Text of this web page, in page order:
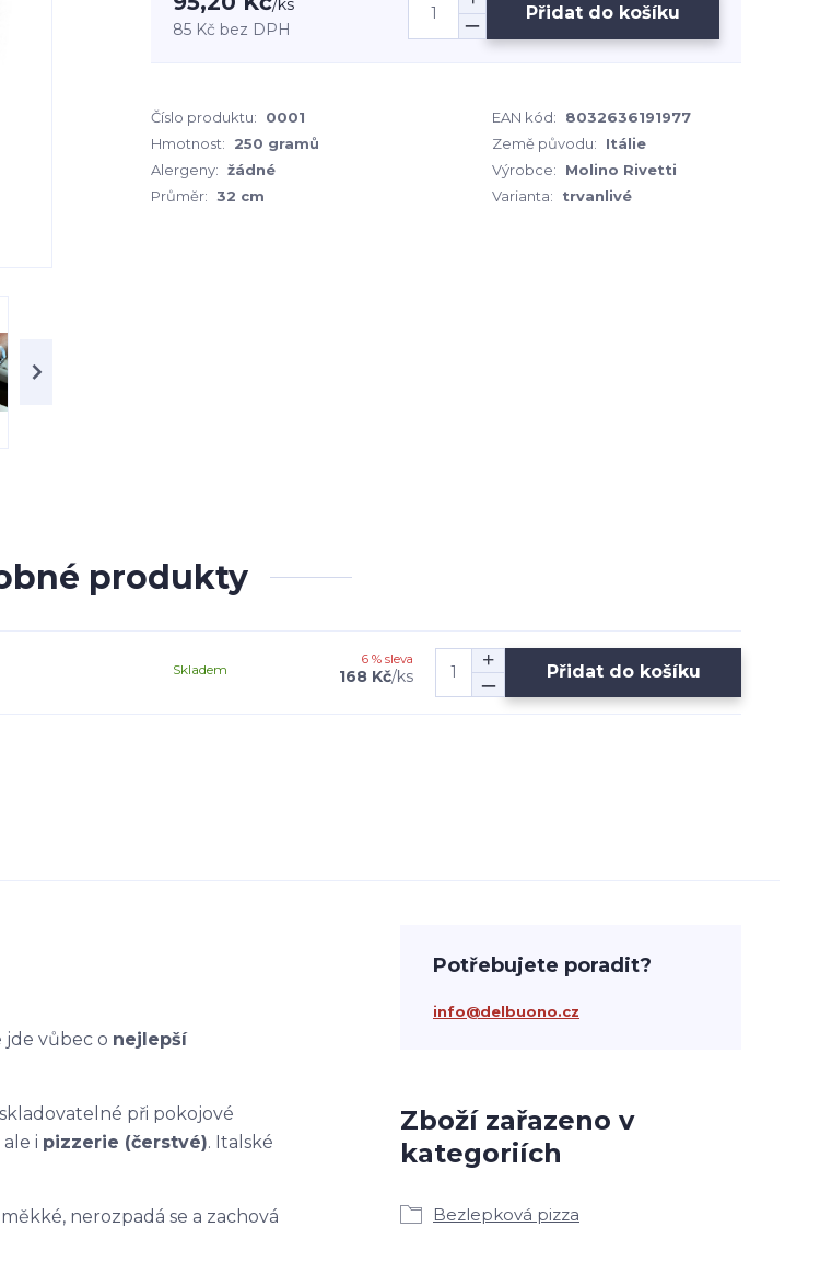
/ks
85 Kč bez DPH
Přidat do košíku
Číslo produktu: 0001 EAN kód:
8032636191977
Hmotnost:
250 gramů Země původu:
Itálie
Alergeny: žádné Výrobce:
Molino Rivetti
Průměr: 32 cm Varianta: trvanlivé
produkty
6 % sleva
168 Kč/ks
Skladem Přidat do košíku
jde vůbec o nejlepší
při pokojové
ale i pizzerie (čerstvé). Italské
nerozpadá se a zachová
Zboží zařazeno v
kategoriích
Bezlepková pizza
Potřebujete poradit?
info@delbuono.cz